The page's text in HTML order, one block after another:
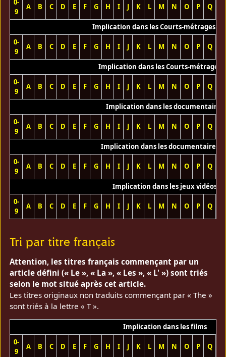
0-
9
A B C D E F G H I J K L M N O P Q
Implication dans les Courts-métrages
0-
9
A B C D E F G H I J K L M N O P Q
Implication dans les Courts-métrages
0-
9
A B C D E F G H I J K L M N O P Q
Implication dans les documentaires
0-
9
A B C D E F G H I J K L M N O P Q
Implication dans les documentaires
0-
9
A B C D E F G H I J K L M N O P Q
Implication dans les jeux vidéos
0-
9
A B C D E F G H I J K L M N O P Q
Tri par titre français
Attention, les titres français commençant par un
article défini (« Le », « La », « Les », « L' ») sont triés
selon le mot situé après cet article.
Les titres originaux non traduits commençant par « The »
sont triés à la lettre « T ».
Implication dans les films
0-
9
A B C D E F G H I J K L M N O P Q